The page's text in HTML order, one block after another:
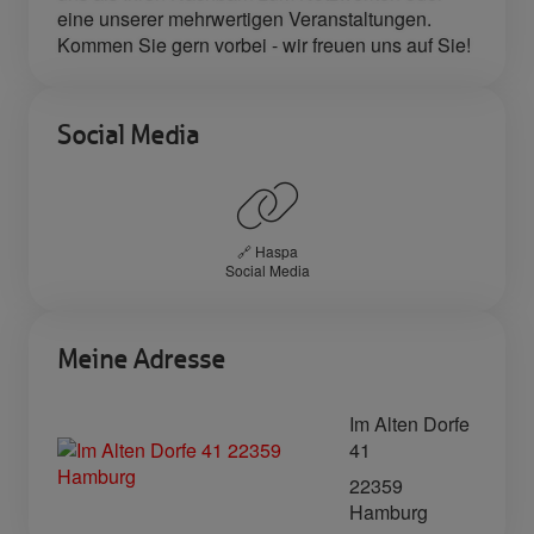
eine unserer mehrwertigen Veranstaltungen.
Kommen Sie gern vorbei - wir freuen uns auf Sie!
Social Media
🔗 Haspa
Social Media
Meine Adresse
Im Alten Dorfe
41
22359
Hamburg